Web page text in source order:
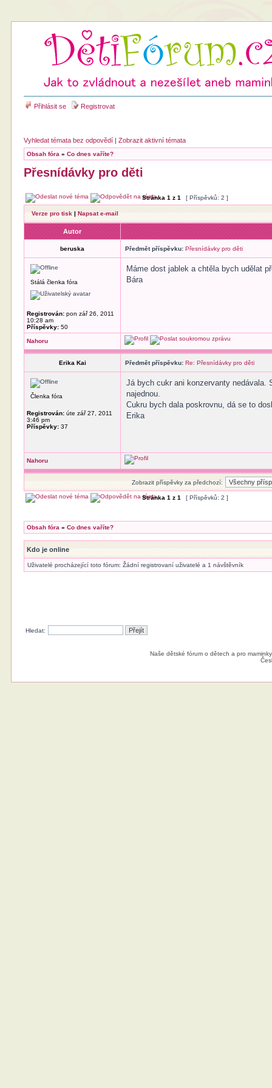
Přihlásit se Registrovat
Vyhledat témata bez odpovědí |Zobrazit aktivní témata
Obsah fóra »Co dnes vaříte?
Přesnídávky pro děti
Stránka1 z1 [ Příspěvků: 2 ]
Verze pro tisk |Napsat e-mail
Autor
beruska Předmět příspěvku: Přesnídávky pro děti
Stálá členka fóra
Registrován: pon zář 26, 2011
10:28 am
Příspěvky: 50
Máme dost jablek a chtěla bych udělat
Bára
Nahoru
Erika Kai Předmět příspěvku: Re: Přesnídávky pro děti
Členka fóra
Registrován: úte zář 27, 2011
3:46 pm
Příspěvky: 37
Já bych cukr ani konzervanty nedávala.
najednou.
Cukru bych dala poskrovnu, dá se to
Erika
Nahoru
Zobrazit příspěvky za předchozí:
Stránka1 z1 [ Příspěvků: 2 ]
Obsah fóra »Co dnes vaříte?
Kdo je online
Uživatelé procházející toto fórum: Žádní registrovaní uživatelé a 1 návštěvník
Hledat:
Naše dětské fórum o dětech a pro